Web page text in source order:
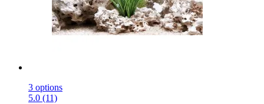
3 options
5.0 (11)